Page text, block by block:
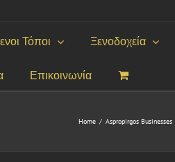
Τόποι Ξενοδοχεία
Επικοινωνία
Home / Aspropirgos Businesses